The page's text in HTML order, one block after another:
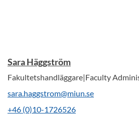
Sara Häggström
Fakultetshandläggare|Faculty
sara.haggstrom@miun.se
+46 (0)10-1726526